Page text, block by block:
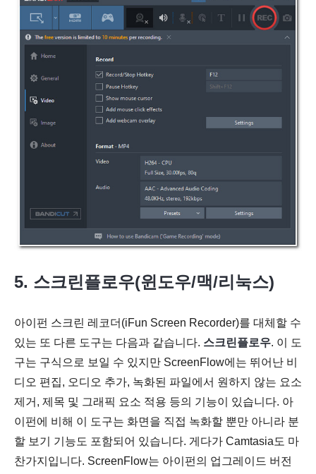
5. 스크린플로우(윈도우/맥/리눅스)
아이펀 스크린 레코더(iFun Screen Recorder)를 대체할 수
있는 또 다른 도구는 다음과 같습니다. 스크린플로우. 이 도
구는 구식으로 보일 수 있지만 ScreenFlow에는 뛰어난 비
디오 편집, 오디오 추가, 녹화된 파일에서 원하지 않는 요소
제거, 제목 및 그래픽 요소 적용 등의 기능이 있습니다. 아
이펀에 비해 이 도구는 화면을 직접 녹화할 뿐만 아니라 분
할 보기 기능도 포함되어 있습니다. 게다가 Camtasia도 마
찬가지입니다. ScreenFlow는 아이펀의 업그레이드 버전